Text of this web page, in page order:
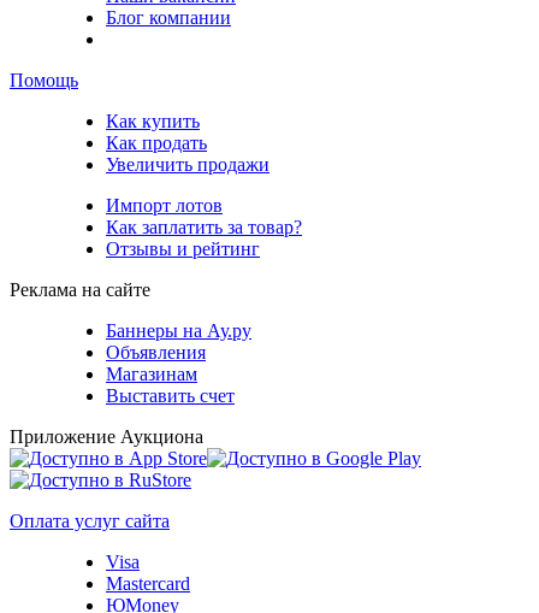
Блог компании
Помощь
Как купить
Как продать
Увеличить продажи
Импорт лотов
Как заплатить за товар?
Отзывы и рейтинг
Реклама на сайте
Баннеры на Ау.ру
Объявления
Магазинам
Выставить счет
Приложение Аукциона
Оплата услуг сайта
Visa
Mastercard
ЮMoney